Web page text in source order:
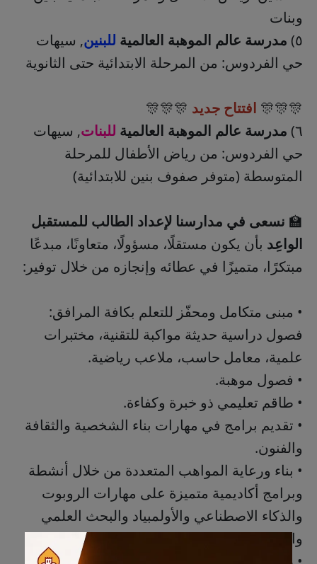
وبنات
٥) مدرسة عالم الموهبة العالمية للبنين, سيهات
حي الفردوس: من المرحلة الابتدائية حتى الثانوية
🎊🎊🎊 افتتاح جديد 🎊🎊🎊
٦) مدرسة عالم الموهبة العالمية للبنات, سيهات
حي الفردوس: من رياض الأطفال للمرحلة
المتوسطة (متوفر صفوف بنين للابتدائية)
🏫 نسعى في مدارسنا لإعداد الطالب للمستقبل
الواعِد بأن يكون مستقلًا، مسؤولًا، متعاونًا، مبدعًا
مبتكرًا، متميزًا في عطائه وإنجازه من خلال توفير:
• مبنى متكامل ومحفّز للتعلم بكافة المرافق:
فصول دراسية حديثة مواكبة للتقنية، مختبرات
علمية، معامل حاسب، ملاعب رياضية.
• فصول موهبة.
• ⁠طاقم تعليمي ذو خبرة وكفاءة.
• تقديم برامج في مهارات بناء الشخصية والثقافة
والفنون.
• بناء ورعاية المواهب المتعددة من خلال أنشطة
وبرامج أكاديمية متميزة على مهارات الروبوت
والذكاء الاصطناعي والأولمبياد والبحث العلمي
والابتكار.